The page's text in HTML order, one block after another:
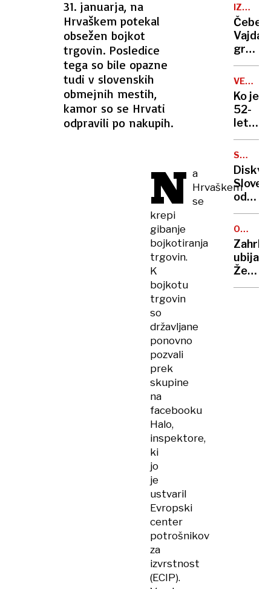
31. januarja, na
Hrvaškem potekal
obsežen bojkot
trgovin. Posledice
tega so bile opazne
tudi v slovenskih
obmejnih mestih,
kamor so se Hrvati
odpravili po nakupih.
N a
Hrvaškem
se
krepi
gibanje
bojkotiranja
trgovin.
K
bojkotu
trgovin
so
državljane
ponovno
pozvali
prek
skupine
na
facebooku
Halo,
inspektore,
ki
jo
je
ustvaril
Evropski
center
potrošnikov
za
izvrstnost
(ECIP).
domovi
IZREDNI
Vajda
grozil
uradni
osebi?
VELIKA
Ko je
52-
letna
kazen
SKOKI
Že